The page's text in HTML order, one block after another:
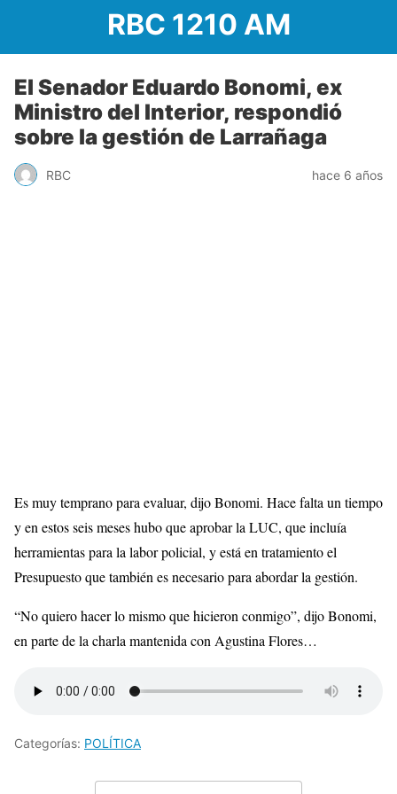
RBC 1210 AM
El Senador Eduardo Bonomi, ex
Ministro del Interior, respondió
sobre la gestión de Larrañaga
RBC hace 6 años
Es muy temprano para evaluar, dijo Bonomi. Hace falta un tiempo
y en estos seis meses hubo que aprobar la LUC, que incluía
herramientas para la labor policial, y está en tratamiento el
Presupuesto que también es necesario para abordar la gestión.
“No quiero hacer lo mismo que hicieron conmigo”, dijo Bonomi,
en parte de la charla mantenida con Agustina Flores…
Categorías: POLÍTICA